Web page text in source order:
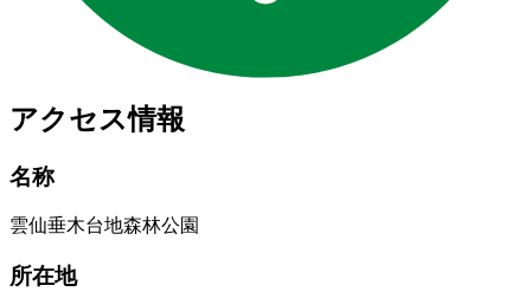
アクセス情報
名称
雲仙垂木台地森林公園
所在地